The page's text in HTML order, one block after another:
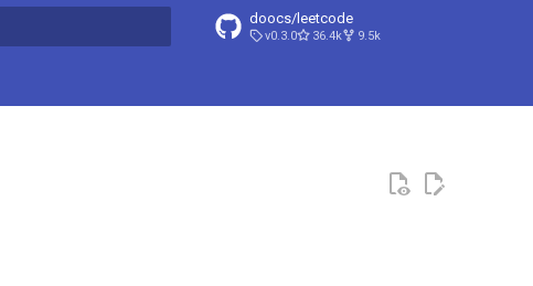
doocs/leetcode
v0.3.0 36.4k 9.5k